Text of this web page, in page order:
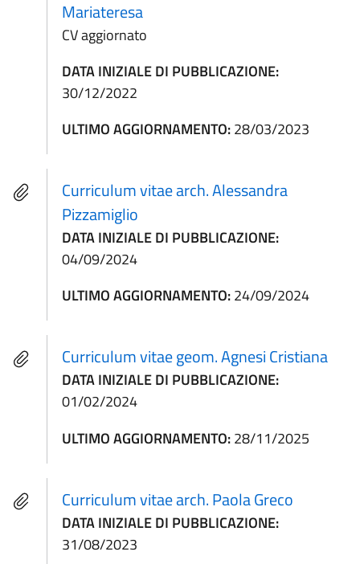
Mariateresa
CV aggiornato
DATA INIZIALE DI PUBBLICAZIONE:
30/12/2022
ULTIMO AGGIORNAMENTO:28/03/2023
Curriculum vitae arch. Alessandra
Pizzamiglio
DATA INIZIALE DI PUBBLICAZIONE:
04/09/2024
ULTIMO AGGIORNAMENTO:24/09/2024
Curriculum vitae geom. Agnesi Cristiana
DATA INIZIALE DI PUBBLICAZIONE:
01/02/2024
ULTIMO AGGIORNAMENTO:28/11/2025
Curriculum vitae arch. Paola Greco
DATA INIZIALE DI PUBBLICAZIONE:
31/08/2023